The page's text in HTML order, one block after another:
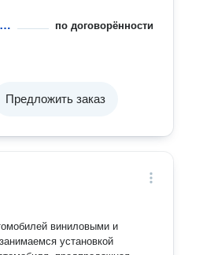
Оклейка автомобиля карбоновой пленкой по договорённости
Предложить заказ
виниловыми и
установкой